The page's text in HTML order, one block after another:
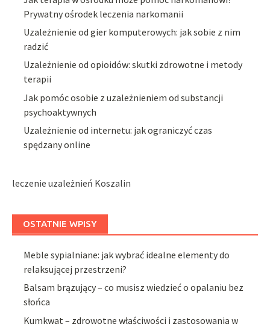
Prywatny ośrodek leczenia narkomanii
Uzależnienie od gier komputerowych: jak sobie z nim
radzić
Uzależnienie od opioidów: skutki zdrowotne i metody
terapii
Jak pomóc osobie z uzależnieniem od substancji
psychoaktywnych
Uzależnienie od internetu: jak ograniczyć czas
spędzany online
leczenie uzależnień Koszalin
OSTATNIE WPISY
Meble sypialniane: jak wybrać idealne elementy do
relaksującej przestrzeni?
Balsam brązujący – co musisz wiedzieć o opalaniu bez
słońca
Kumkwat – zdrowotne właściwości i zastosowania w